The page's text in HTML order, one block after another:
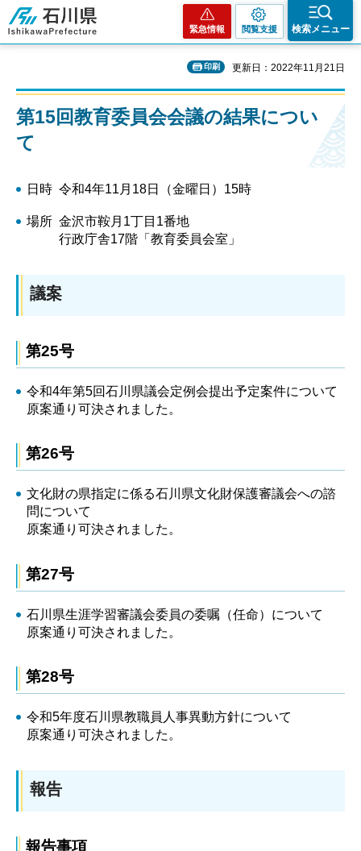
石川県
緊急情報 閲覧支援 検索メニュー
印刷 更新日：2022年11月21日
第15回教育委員会会議の結果につい
て
日時 令和4年11月18日（金曜日）15時
場所 金沢市鞍月1丁目1番地
行政庁舎17階「教育委員会室」
議案
第25号
令和4年第5回石川県議会定例会提出予定案件について
原案通り可決されました。
第26号
文化財の県指定に係る石川県文化財保護審議会への諮
問について
原案通り可決されました。
第27号
石川県生涯学習審議会委員の委嘱（任命）について
原案通り可決されました。
第28号
令和5年度石川県教職員人事異動方針について
原案通り可決されました。
報告
報告事項